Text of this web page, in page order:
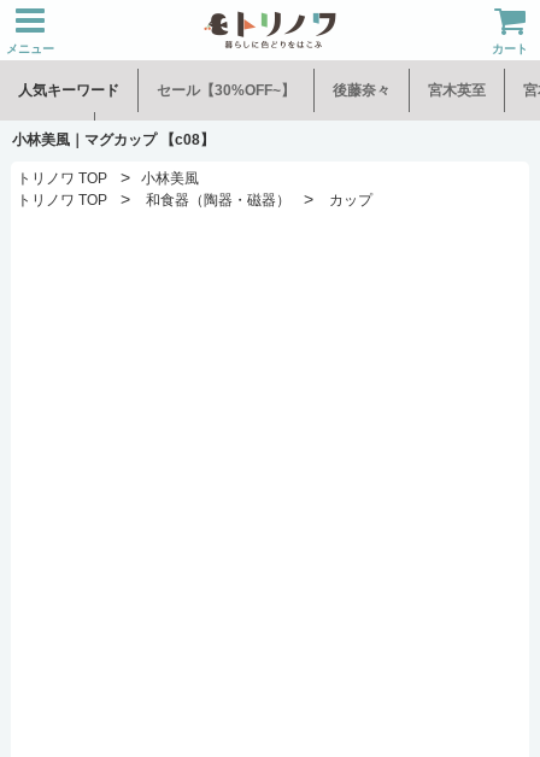
メニュー カート
人気キーワード セール【30%OFF~】 後藤奈々 宮木英至 宮
水谷和音 児玉修治
小林美風｜マグカップ 【c08】
トリノワ TOP >
小林美風
トリノワ TOP
> 和食器（陶器・磁器） > カップ